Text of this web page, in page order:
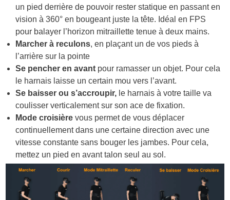
un pied derrière de pouvoir rester statique en passant en
vision à 360° en bougeant juste la tête. Idéal en FPS
pour balayer l’horizon mitraillette tenue à deux mains.
Marcher à reculons, en plaçant un de vos pieds à
l’arrière sur la pointe
Se pencher en avant pour ramasser un objet. Pour cela
le harnais laisse un certain mou vers l’avant.
Se baisser ou s’accroupir, le harnais à votre taille va
coulisser verticalement sur son ace de fixation.
Mode croisière vous permet de vous déplacer
continuellement dans une certaine direction avec une
vitesse constante sans bouger les jambes. Pour cela,
mettez un pied en avant talon seul au sol.